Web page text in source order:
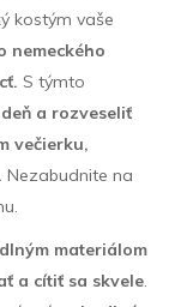
kostým vaše
nemeckého
S týmto
a rozveseliť
večierku,
Nezabudnite na
materiálom
a cítiť sa skvele.